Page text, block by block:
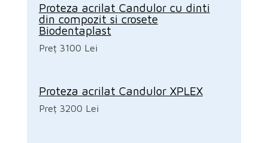
Proteza acrilat Candulor cu dinti
din compozit si crosete
Biodentaplast
Preț 3100 Lei
Proteza acrilat Candulor XPLEX
Preț 3200 Lei